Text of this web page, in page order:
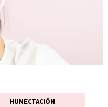
HUMECTACIÓN